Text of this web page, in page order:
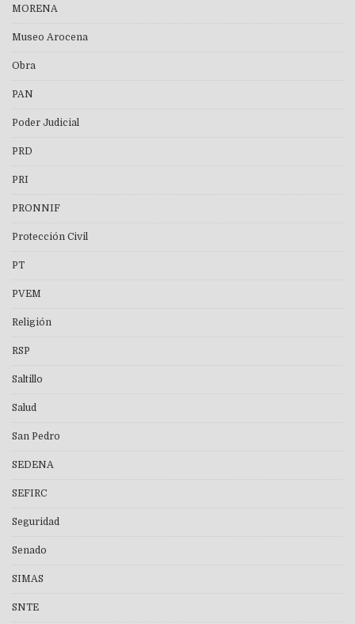
MORENA
Museo Arocena
Obra
PAN
Poder Judicial
PRD
PRI
PRONNIF
Protección Civil
PT
PVEM
Religión
RSP
Saltillo
Salud
San Pedro
SEDENA
SEFIRC
Seguridad
Senado
SIMAS
SNTE